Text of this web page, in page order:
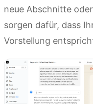
neue Abschnitte
sorgen dafür, dass
Vorstellung